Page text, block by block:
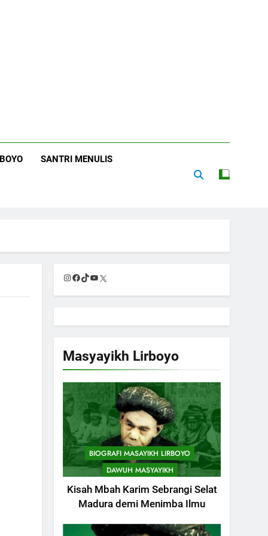
SANTRI MENULIS
Instagram
Facebook
TikTok
YouTube
Masyayikh Lirboyo
BIOGRAFI MASAYIKH LIRBOYO
DAWUH MASYAYIKH
Kisah Mbah Karim Sebrangi Selat
Madura demi Menimba Ilmu